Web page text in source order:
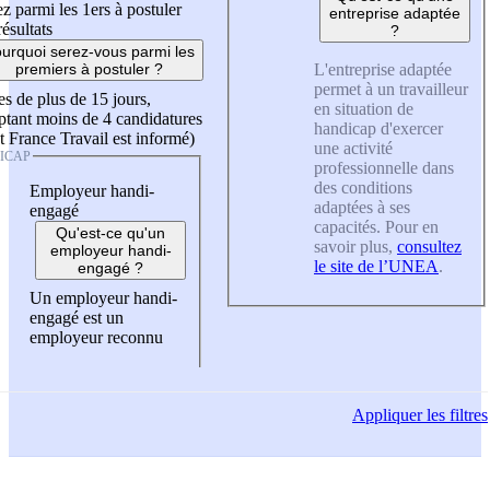
parmi les 1ers à postuler
serez-vous parmi les
premiers à postuler ?
de plus de 15 jours,
moins de 4 candidatures
France Travail est informé)
Employeur handi-
engagé
Qu'est-ce qu'un
employeur handi-
engagé ?
Un employeur handi-
engagé est un
employeur reconnu
entreprise adaptée
?
L'entreprise adaptée
permet à un travailleur
en situation de
handicap d'exercer
une activité
professionnelle dans
des conditions
adaptées à ses
capacités. Pour en
savoir plus, consultez
le site de l’UNEA.
Appliquerles filtres